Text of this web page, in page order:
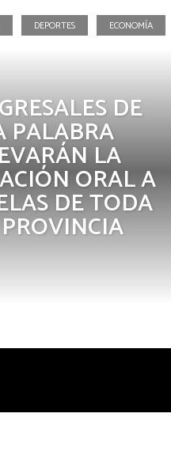
DEPORTES ECONOMÍA
DE
PALABRA
LA
ORAL A
DE TODA